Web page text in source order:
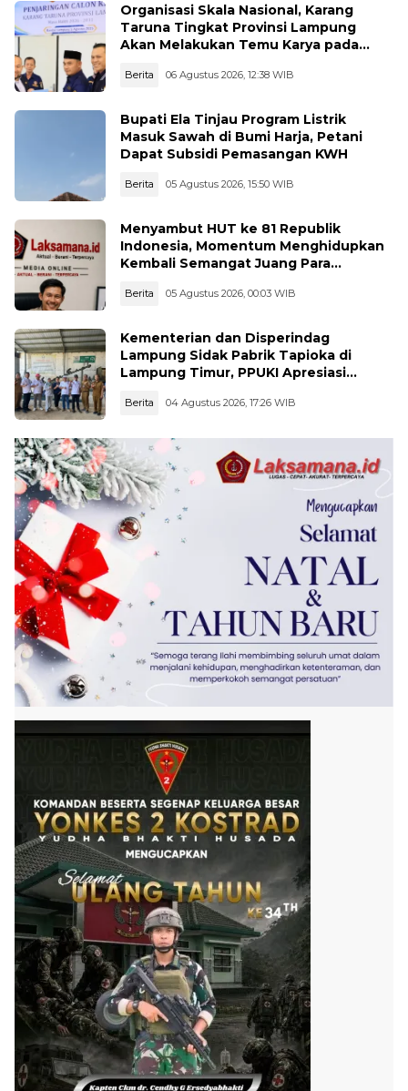
Organisasi Skala Nasional, Karang
Taruna Tingkat Provinsi Lampung
Akan Melakukan Temu Karya pada
Berita 06 Agustus 2026, 12:38 WIB
Bupati Ela Tinjau Program Listrik
Masuk Sawah di Bumi Harja, Petani
Dapat Subsidi Pemasangan KWH
Berita 05 Agustus 2026, 15:50 WIB
Menyambut HUT ke 81 Republik
Indonesia, Momentum Menghidupkan
Kembali Semangat Juang Para
Berita 05 Agustus 2026, 00:03 WIB
Kementerian dan Disperindag
Lampung Sidak Pabrik Tapioka di
Lampung Timur, PPUKI Apresiasi
Berita 04 Agustus 2026, 17:26 WIB